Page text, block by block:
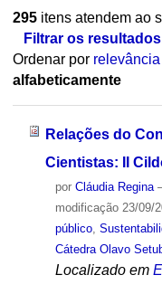
295itens atendem ao
Filtrar os resultados
Ordenar por relevância
alfabeticamente
Relações do
Cientistas: II
por Cláudia Regina
modificação23/09/
público,
Cátedra Olavo
Localizado em